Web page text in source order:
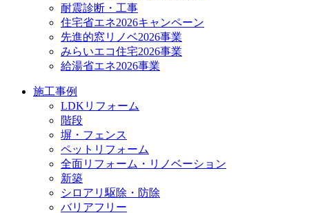
耐震診断・工事
住宅省エネ2026キャンペーン
先進的窓リノベ2026事業
みらいエコ住宅2026事業
給湯省エネ2026事業
施工事例
LDKリフォーム
階段
塀・フェンス
ペットリフォーム
全面リフォーム・リノベーション
新築
シロアリ駆除・防除
バリアフリー